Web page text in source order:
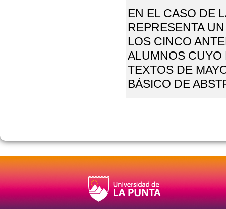
EN EL CASO DE
REPRESENTA
LOS CINCO
ALUMNOS CUYO
TEXTOS DE
BÁSICO DE